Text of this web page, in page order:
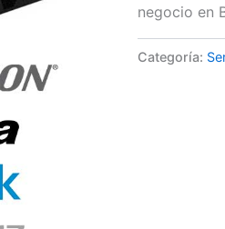
negocio en
Categoría: